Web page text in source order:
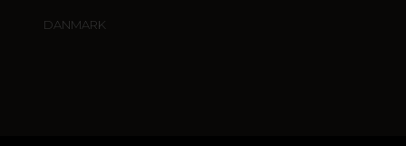
DANMARK